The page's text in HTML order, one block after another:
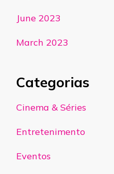
June 2023
March 2023
Categorias
Cinema & Séries
Entretenimento
Eventos